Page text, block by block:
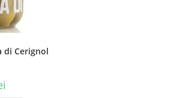
Cerignola in saramura – 300 gr